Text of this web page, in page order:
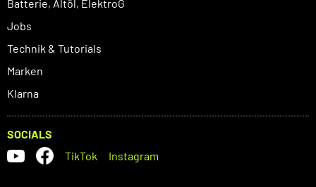
Batterie, Altöl, ElektroG
Jobs
Technik & Tutorials
Marken
Klarna
SOCIALS
TikTok
Instagram